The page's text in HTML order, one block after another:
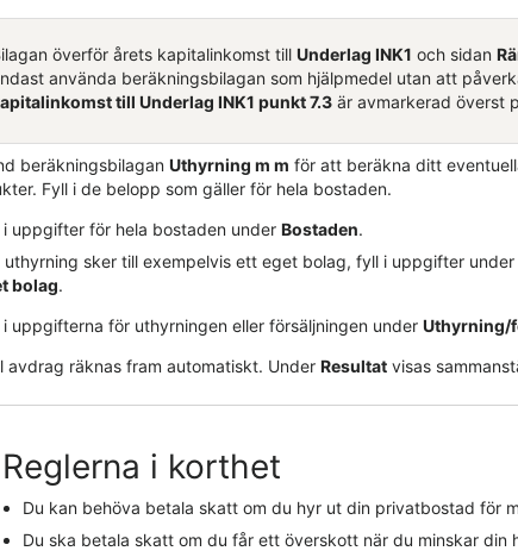
överför årets kapitalinkomst tillUnderlag INK1 och sidan
använda beräkningsbilagan som hjälpmedel utan att
till Underlag INK1 punkt 7.3 är avmarkerad överst
beräkningsbilagan Uthyrning m m för att beräkna ditt
Fyll i de belopp som gäller för hela bostaden.
i uppgifter för hela bostaden under Bostaden.
uthyrning sker till exempelvis ett eget bolag, fyll i uppgifter under
bolag.
i uppgifterna för uthyrningen eller försäljningen under Uthyrning/
avdrag räknas fram automatiskt. Under Resultat visas
Reglerna i korthet
Du kan behöva betala skatt om du hyr ut din privatbostad för
Du ska betala skatt om du får ett överskott när du minskar